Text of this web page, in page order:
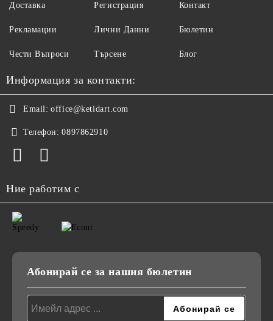
Доставка
Рекламации
Чести Въпроси
Регистрация
Лични Данни
Търсене
Контакт
Бюлетин
Блог
Информация за контакти:
Email: office@ketidart.com
Телефон: 0897862910
Ние работим с
Абонирай се за нашия бюлетин